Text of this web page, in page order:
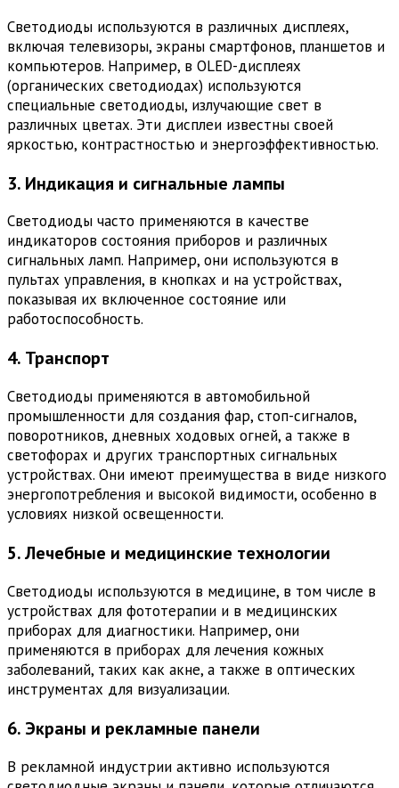
Светодиоды используются в различных дисплеях,
включая телевизоры, экраны смартфонов, планшетов и
компьютеров. Например, в OLED-дисплеях
(органических светодиодах) используются
специальные светодиоды, излучающие свет в
различных цветах. Эти дисплеи известны своей
яркостью, контрастностью и энергоэффективностью.
3. Индикация и сигнальные лампы
Светодиоды часто применяются в качестве
индикаторов состояния приборов и различных
сигнальных ламп. Например, они используются в
пультах управления, в кнопках и на устройствах,
показывая их включенное состояние или
работоспособность.
4. Транспорт
Светодиоды применяются в автомобильной
промышленности для создания фар, стоп-сигналов,
поворотников, дневных ходовых огней, а также в
светофорах и других транспортных сигнальных
устройствах. Они имеют преимущества в виде низкого
энергопотребления и высокой видимости, особенно в
условиях низкой освещенности.
5. Лечебные и медицинские технологии
Светодиоды используются в медицине, в том числе в
устройствах для фототерапии и в медицинских
приборах для диагностики. Например, они
применяются в приборах для лечения кожных
заболеваний, таких как акне, а также в оптических
инструментах для визуализации.
6. Экраны и рекламные панели
В рекламной индустрии активно используются